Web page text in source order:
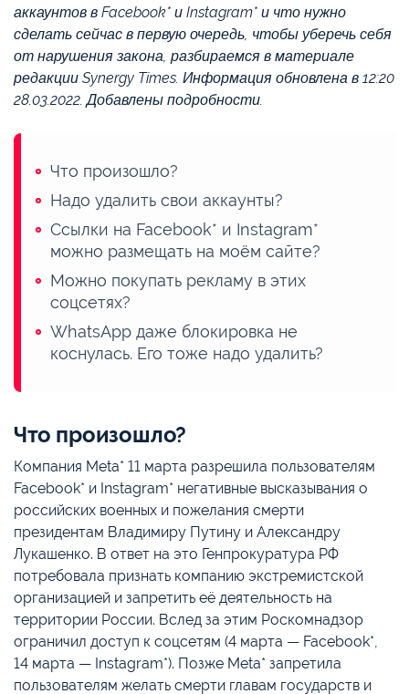
аккаунтов в Facebook* и Instagram* и что нужно
сделать сейчас в первую очередь, чтобы уберечь себя
от нарушения закона, разбираемся в материале
редакции Synergy Times. Информация обновлена в 12:20
28.03.2022. Добавлены подробности.
Что произошло?
Надо удалить свои аккаунты?
Ссылки на Facebook* и Instagram*
можно размещать на моём сайте?
Можно покупать рекламу в этих
соцсетях?
WhatsApp даже блокировка не
коснулась. Его тоже надо удалить?
Что произошло?
Компания Meta* 11 марта разрешила пользователям
Facebook* и Instagram* негативные высказывания о
российских военных и пожелания смерти
президентам Владимиру Путину и Александру
Лукашенко. В ответ на это Генпрокуратура РФ
потребовала признать компанию экстремистской
организацией и запретить её деятельность на
территории России. Вслед за этим Роскомнадзор
ограничил доступ к соцсетям (4 марта — Facebook*,
14 марта — Instagram*). Позже Meta* запретила
пользователям желать смерти главам государств и